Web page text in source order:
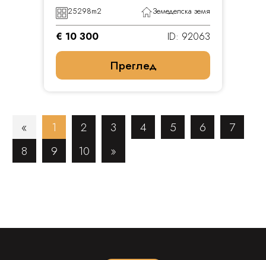
25298m2 Земеделска земя
€ 10 300 ID: 92063
Преглед
« 1 2 3 4 5 6
7
8
9 10 »